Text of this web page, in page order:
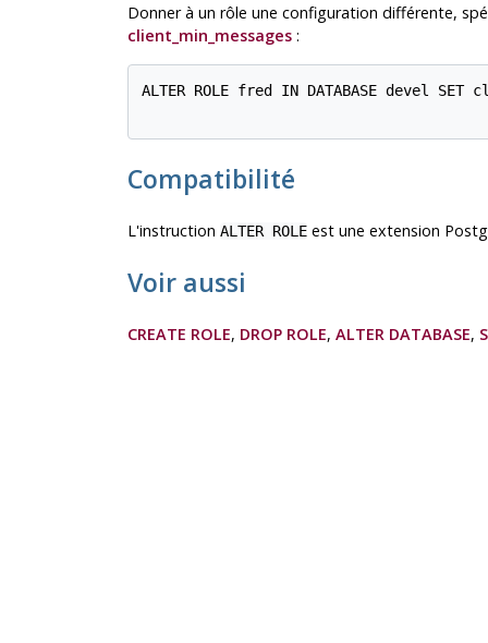
Donner à un rôle une configuration différente,
client_min_messages:
ALTER ROLE fred IN DATABASE devel SET
Compatibilité
L'instruction ALTER ROLEest une extension
Voir aussi
CREATE ROLE, DROP ROLE, ALTER DATABASE,